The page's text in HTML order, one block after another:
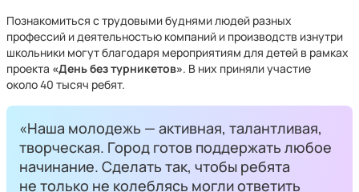
Познакомиться с трудовыми буднями людей разных
профессий и деятельностью компаний и производств изнутри
школьники могут благодаря мероприятиям для детей в рамках
проекта «День без турникетов». В них приняли участие
около 40 тысяч ребят.
«Наша молодежь — активная, талантливая,
творческая. Город готов поддержать любое
начинание. Сделать так, чтобы ребята
не только не колеблясь могли ответить